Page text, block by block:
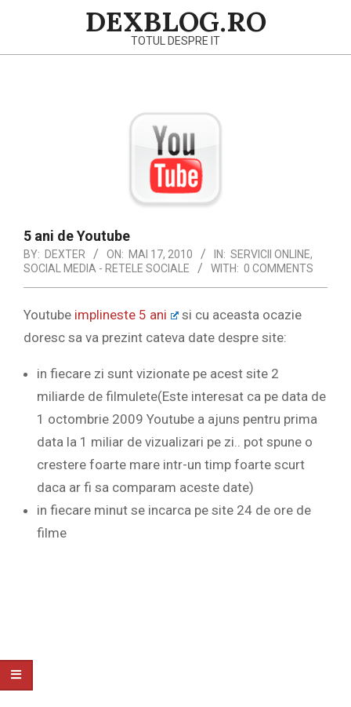
DEXBLOG.RO
TOTUL DESPRE IT
5 ani de Youtube
BY: DEXTER ON: MAI 17, 2010 IN: SERVICII ONLINE,
SOCIAL MEDIA - RETELE SOCIALE
WITH: 0 COMMENTS
Youtube implineste 5 ani
si cu aceasta ocazie
doresc sa va prezint cateva date despre site:
in fiecare zi sunt vizionate pe acest site 2
miliarde de filmulete(Este interesat ca pe data de
1 octombrie 2009 Youtube a ajuns pentru prima
data la 1 miliar de vizualizari pe zi.. pot spune o
crestere foarte mare intr-un timp foarte scurt
daca ar fi sa comparam aceste date)
in fiecare minut se incarca pe site 24 de ore de
filme